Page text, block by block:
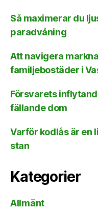
Så maximerar du
paradvåning
Att navigera
familjebostäder i
Försvarets
fällande dom
Varför kodlås är en
stan
Kategorier
Allmänt